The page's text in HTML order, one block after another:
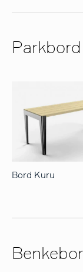
Parkbord
Bord Kuru